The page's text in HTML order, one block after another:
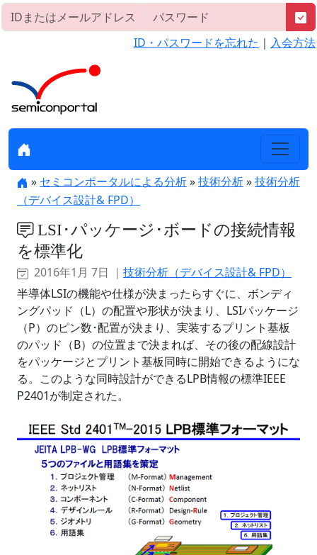
ID・パスワードを忘れた ｜ 入会方法
» セミコンポータルによる分析»技術分析»技術分析
（デバイス設計& FPD）
LSI･パッケージ･ボードの接続情報
を標準化
2016年1月 7日 ｜ 技術分析（デバイス設計& FPD）
半導体LSIの機能や仕様が決まったらすぐに、ボンディ
ングパッド（L）の配置や形状が決まり、LSIパッケージ
（P）のピン数･配置が決まり、実装するプリント基板
のパッド（B）の位置まで決まれば、その後の配線設計
をパッケージとプリント基板同時に開始できるようにな
る。このような同時設計ができるLPB情報の標準IEEE
P2401が制定された。